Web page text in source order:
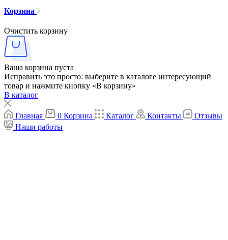
Корзина
Очистить корзину
Ваша корзина пуста
Исправить это просто: выберите в каталоге интересующий
товар и нажмите кнопку «В корзину»
В каталог
Главная 0 Корзина Каталог Контакты
Отзывы
Наши работы